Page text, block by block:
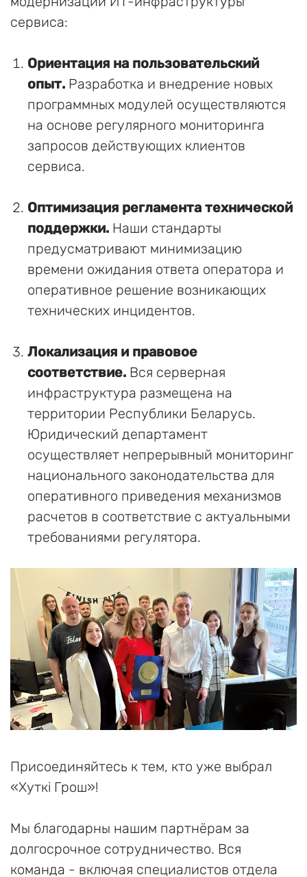
сервиса:
Ориентация на пользовательский
опыт. Разработка и внедрение новых
программных модулей осуществляются
на основе регулярного мониторинга
запросов действующих клиентов
сервиса.
Оптимизация регламента технической
поддержки. Наши стандарты
предусматривают минимизацию
времени ожидания ответа оператора и
оперативное решение возникающих
технических инцидентов.
Локализация и правовое
соответствие. Вся серверная
инфраструктура размещена на
территории Республики Беларусь.
Юридический департамент
осуществляет непрерывный мониторинг
национального законодательства для
оперативного приведения механизмов
расчетов в соответствие с актуальными
требованиями регулятора.
Присоединяйтесь к тем, кто уже выбрал
«Хуткi Грош»!
Мы благодарны нашим партнёрам за
долгосрочное сотрудничество. Вся
команда - включая специалистов отдела